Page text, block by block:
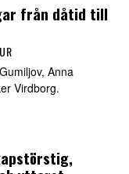
från dåtid till
Anna
Virdborg.